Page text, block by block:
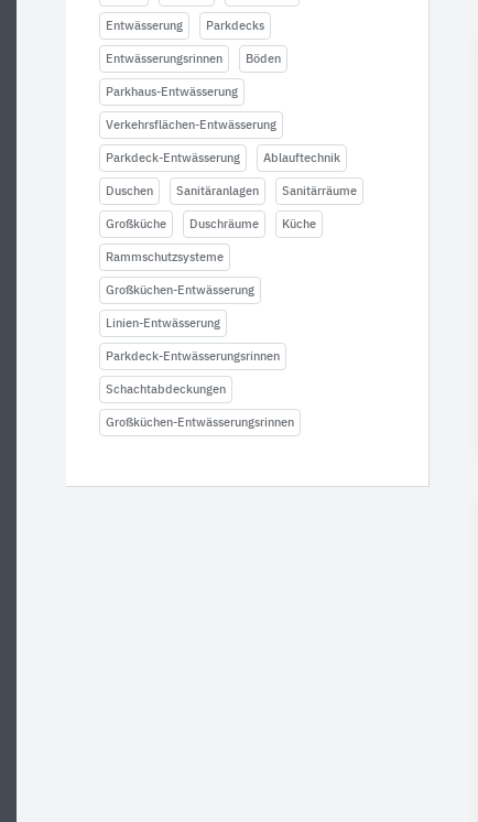
Entwässerung Parkdecks
Entwässerungsrinnen Böden
Parkhaus-Entwässerung
Verkehrsflächen-Entwässerung
Parkdeck-Entwässerung Ablauftechnik
Duschen Sanitäranlagen Sanitärräume
Großküche Duschräume Küche
Rammschutzsysteme
Großküchen-Entwässerung
Linien-Entwässerung
Parkdeck-Entwässerungsrinnen
Schachtabdeckungen
Großküchen-Entwässerungsrinnen